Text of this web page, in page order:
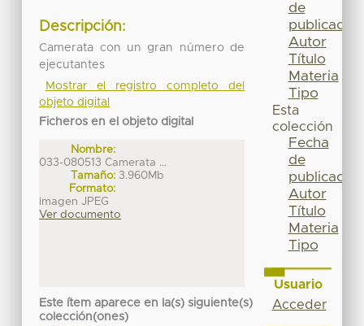
Descripción:
Camerata con un gran número de
ejecutantes
Mostrar el registro completo del
objeto digital
Ficheros en el objeto digital
Nombre:
033-080513 Camerata ...
Tamaño: 3.960Mb
Formato:
imagen JPEG
Ver documento
Este ítem aparece en la(s) siguiente(s)
colección(ones)
de
publicación
Autor
Título
Materia
Tipo
Esta
colección
Fecha
de
publicación
Autor
Título
Materia
Tipo
Usuario
Acceder